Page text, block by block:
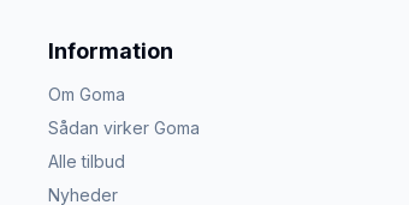
Information
Om Goma
Sådan virker Goma
Alle tilbud
Nyheder